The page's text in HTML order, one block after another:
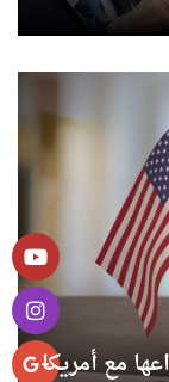
مع أمريكا